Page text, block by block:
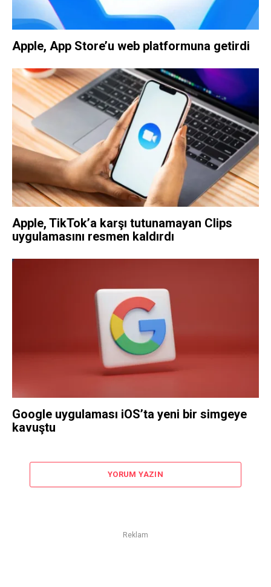
Apple, App Store’u web platformuna getirdi
Apple, TikTok’a karşı tutunamayan Clips
uygulamasını resmen kaldırdı
Google uygulaması iOS’ta yeni bir simgeye
kavuştu
YORUM YAZIN
Reklam